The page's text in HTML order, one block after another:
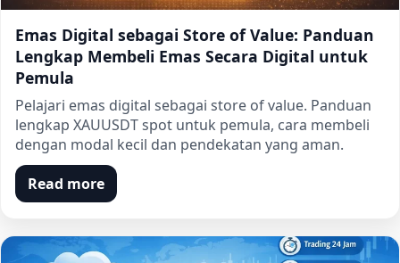
Emas Digital sebagai Store of Value: Panduan
Lengkap Membeli Emas Secara Digital untuk
Pemula
Pelajari emas digital sebagai store of value. Panduan
lengkap XAUUSDT spot untuk pemula, cara membeli
dengan modal kecil dan pendekatan yang aman.
Read more